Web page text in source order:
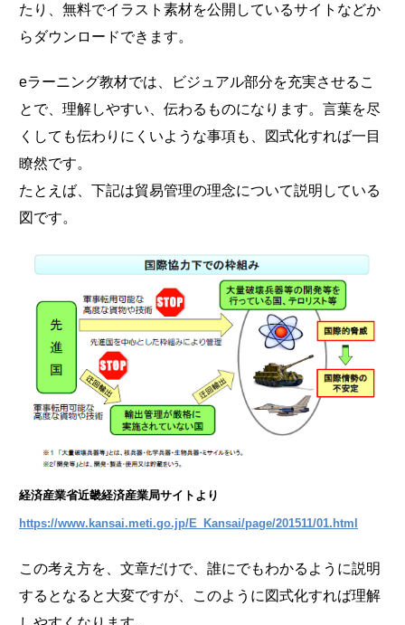
たり、無料でイラスト素材を公開しているサイトなどか
らダウンロードできます。
eラーニング教材では、ビジュアル部分を充実させるこ
とで、理解しやすい、伝わるものになります。言葉を尽
くしても伝わりにくいような事項も、図式化すれば一目
瞭然です。
たとえば、下記は貿易管理の理念について説明している
図です。
経済産業省近畿経済産業局サイトより
https://www.kansai.meti.go.jp/E_Kansai/page/201511/01.html
この考え方を、文章だけで、誰にでもわかるように説明
するとなると大変ですが、このように図式化すれば理解